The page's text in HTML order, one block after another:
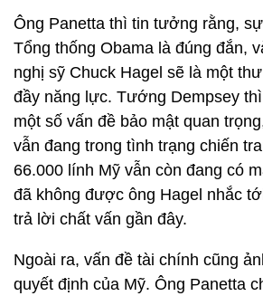
Ông Panetta thì tin tưởng rằng,
Tổng thống Obama là đúng đắn,
nghị sỹ Chuck Hagel sẽ là một
đầy năng lực. Tướng Dempsey
một số vấn đề bảo mật quan
vẫn đang trong tình trạng chiến
66.000 lính Mỹ vẫn còn đang có
đã không được ông Hagel nhắc
trả lời chất vấn gần đây.
Ngoài ra, vấn đề tài chính cũng
quyết định của Mỹ. Ông Panetta